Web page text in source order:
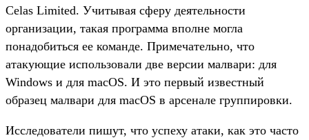
Celas Limited. Учитывая сферу деятельности
организации, такая программа вполне могла
понадобиться ее команде. Примечательно, что
атакующие использовали две версии малвари: для
Windows и для macOS. И это первый известный
образец малвари для macOS в арсенале группировки.
Исследователи пишут, что успеху атаки, как это часто